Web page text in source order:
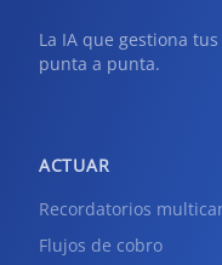
La IA que gestiona
punta a punta.
ACTUAR
Recordatorios
Flujos de cobro